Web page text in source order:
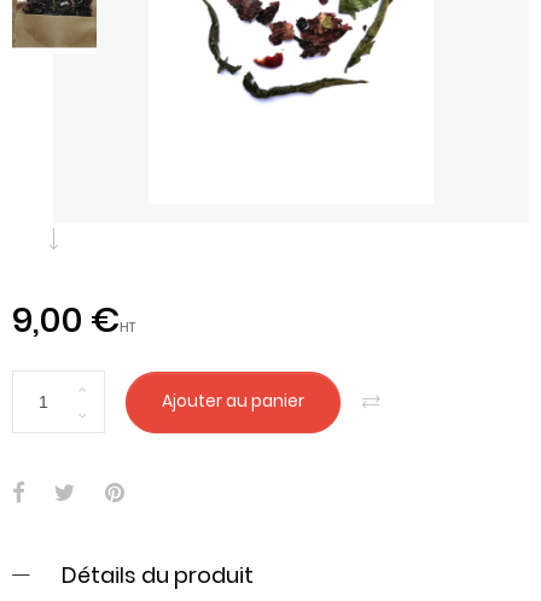
9,00 €HT
Ajouter au panier
Détails du produit